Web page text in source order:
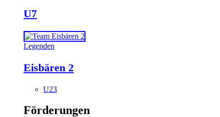
U7
Legenden
Eisbären 2
U23
Förderungen